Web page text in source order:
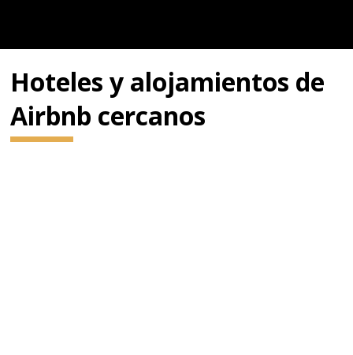
Hoteles y alojamientos de
Airbnb cercanos